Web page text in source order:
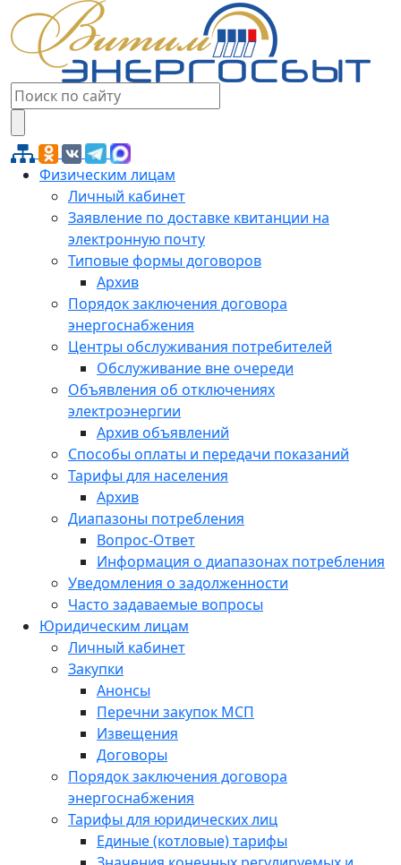
Физическим лицам
Личный кабинет
Заявление по доставке квитанции на
электронную почту
Типовые формы договоров
Архив
Порядок заключения договора
энергоснабжения
Центры обслуживания потребителей
Обслуживание вне очереди
Объявления об отключениях
электроэнергии
Архив объявлений
Способы оплаты и передачи показаний
Тарифы для населения
Архив
Диапазоны потребления
Вопрос-Ответ
Информация о диапазонах потребления
Уведомления о задолженности
Часто задаваемые вопросы
Юридическим лицам
Личный кабинет
Закупки
Анонсы
Перечни закупок МСП
Извещения
Договоры
Порядок заключения договора
энергоснабжения
Тарифы для юридических лиц
Единые (котловые) тарифы